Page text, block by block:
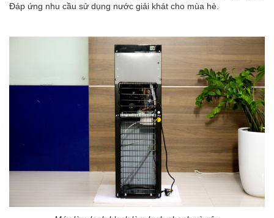
Đáp ứng nhu cầu sử dụng nước giải khát cho mùa hè.